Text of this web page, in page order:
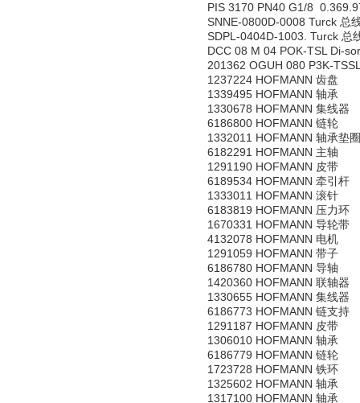
PIS 3170 PN40 G1/8
SNNE-0800D-0008 Turck 总
SDPL-0404D-1003. Turck 总
DCC 08 M 04 POK-TSL Di-
201362 OGUH 080 P3K-
1237224 HOFMANN 齿盘
1339495 HOFMANN 轴承
1330678 HOFMANN 集线器
6186800 HOFMANN 链轮
1332011 HOFMANN 轴承垫圈
6182291 HOFMANN 主轴
1291190 HOFMANN 皮带
6189534 HOFMANN 牵引杆
1333011 HOFMANN 滚针
6183819 HOFMANN 压力环
1670331 HOFMANN 导轮带
4132078 HOFMANN 电机
1291059 HOFMANN 带子
6186780 HOFMANN 导轴
1420360 HOFMANN 联轴器
1330655 HOFMANN 集线器
6186773 HOFMANN 链支持
1291187 HOFMANN 皮带
1306010 HOFMANN 轴承
6186779 HOFMANN 链轮
1723728 HOFMANN 铁环
1325602 HOFMANN 轴承
1317100 HOFMANN 轴承